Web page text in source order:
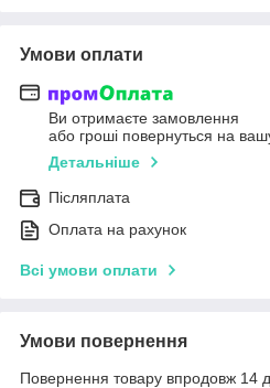
Умови оплати
Ви отримаєте замовлення
або гроші повернуться на
Детальніше
Післяплата
Оплата на рахунок
Всі умови оплати
Умови повернення
Повернення товару впродовж 14